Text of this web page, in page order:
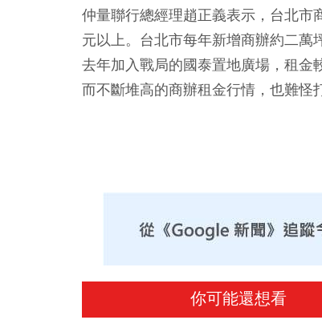
仲量聯行總經理趙正義表示，台北市
元以上。台北市每年新增商辦約二萬
去年加入戰局的國泰置地廣場，租金
而不斷堆高的商辦租金行情，也難怪
你可能還想看